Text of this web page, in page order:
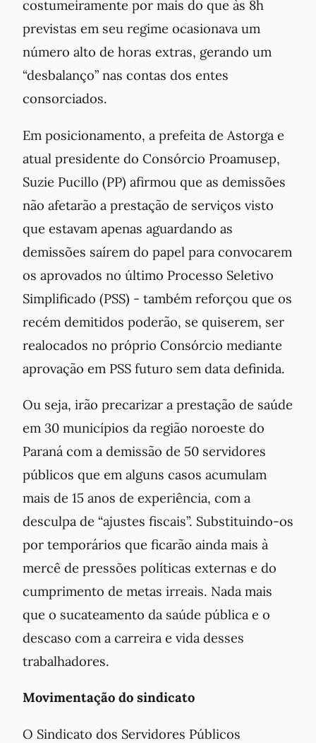
costumeiramente por mais do que às 8h
previstas em seu regime ocasionava um
número alto de horas extras, gerando um
“desbalanço” nas contas dos entes
consorciados.
Em posicionamento, a prefeita de Astorga e
atual presidente do Consórcio Proamusep,
Suzie Pucillo (PP) afirmou que as demissões
não afetarão a prestação de serviços visto
que estavam apenas aguardando as
demissões saírem do papel para convocarem
os aprovados no último Processo Seletivo
Simplificado (PSS) - também reforçou que os
recém demitidos poderão, se quiserem, ser
realocados no próprio Consórcio mediante
aprovação em PSS futuro sem data definida.
Ou seja, irão precarizar a prestação de saúde
em 30 municípios da região noroeste do
Paraná com a demissão de 50 servidores
públicos que em alguns casos acumulam
mais de 15 anos de experiência, com a
desculpa de “ajustes fiscais”. Substituindo-os
por temporários que ficarão ainda mais à
mercê de pressões políticas externas e do
cumprimento de metas irreais. Nada mais
que o sucateamento da saúde pública e o
descaso com a carreira e vida desses
trabalhadores.
Movimentação do sindicato
O Sindicato dos Servidores Públicos